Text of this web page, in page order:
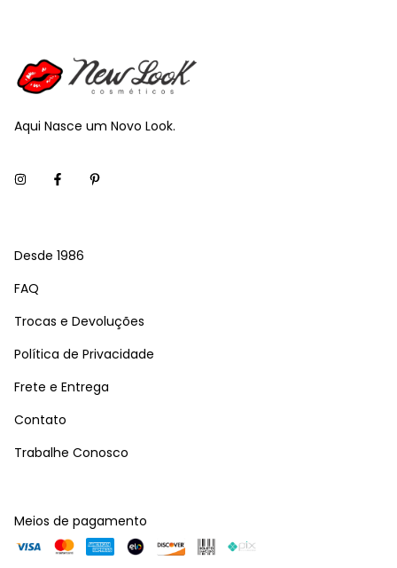
Aqui Nasce um Novo Look.
Desde 1986
FAQ
Trocas e Devoluções
Política de Privacidade
Frete e Entrega
Contato
Trabalhe Conosco
Meios de pagamento